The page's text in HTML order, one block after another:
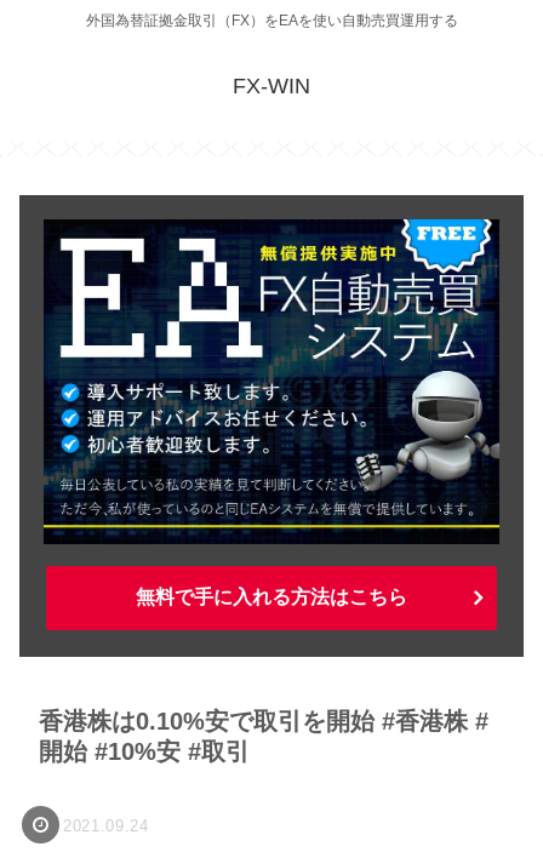
外国為替証拠金取引（FX）をEAを使い自動売買運用する
FX-WIN
無料で手に入れる方法はこちら
香港株は0.10%安で取引を開始 #香港株 #
開始 #10%安 #取引
2021.09.24